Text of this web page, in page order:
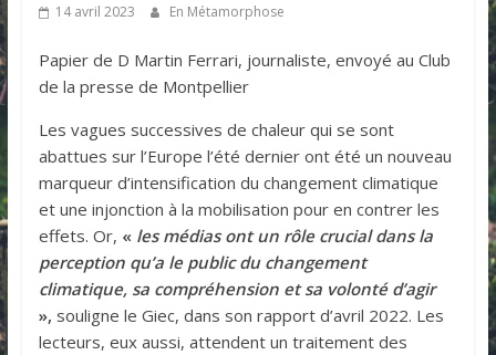
14 avril 2023 En Métamorphose
Papier de D Martin Ferrari, journaliste, envoyé au Club
de la presse de Montpellier
Les vagues successives de chaleur qui se sont
abattues sur l’Europe l’été dernier ont été un nouveau
marqueur d’intensification du changement climatique
et une injonction à la mobilisation pour en contrer les
effets. Or, « les médias ont un rôle crucial dans la
perception qu’a le public du changement
climatique, sa compréhension et sa volonté d’agir
», souligne le Giec, dans son rapport d’avril 2022. Les
lecteurs, eux aussi, attendent un traitement des